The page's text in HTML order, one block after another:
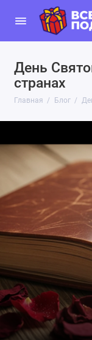
День
странах
Главная Блог